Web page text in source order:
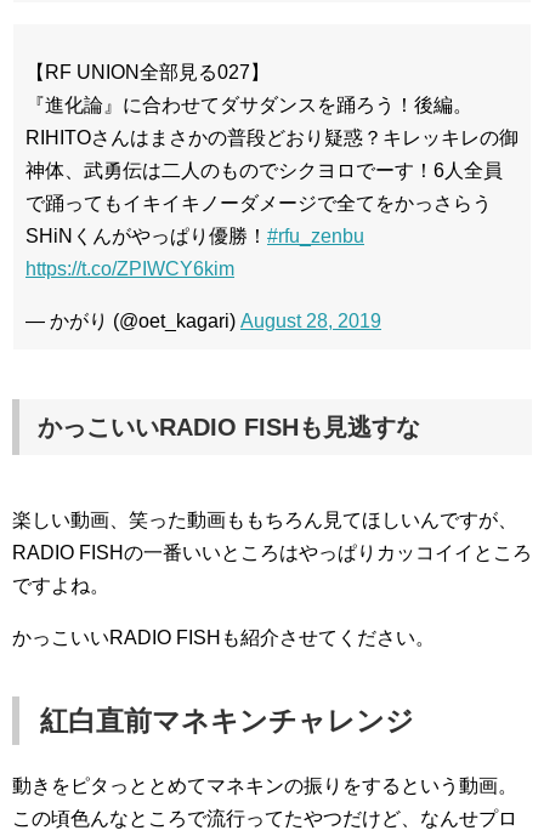
【RF UNION全部見る027】
『進化論』に合わせてダサダンスを踊ろう！後編。
RIHITOさんはまさかの普段どおり疑惑？キレッキレの御
神体、武勇伝は二人のものでシクヨロでーす！6人全員
で踊ってもイキイキノーダメージで全てをかっさらう
SHiNくんがやっぱり優勝！ #rfu_zenbu
https://t.co/ZPIWCY6kim
— かがり (@oet_kagari) August 28, 2019
かっこいいRADIO FISHも見逃すな
楽しい動画、笑った動画ももちろん見てほしいんですが、
RADIO FISHの一番いいところはやっぱりカッコイイところ
ですよね。
かっこいいRADIO FISHも紹介させてください。
紅白直前マネキンチャレンジ
動きをピタっととめてマネキンの振りをするという動画。
この頃色んなところで流行ってたやつだけど、なんせプロ